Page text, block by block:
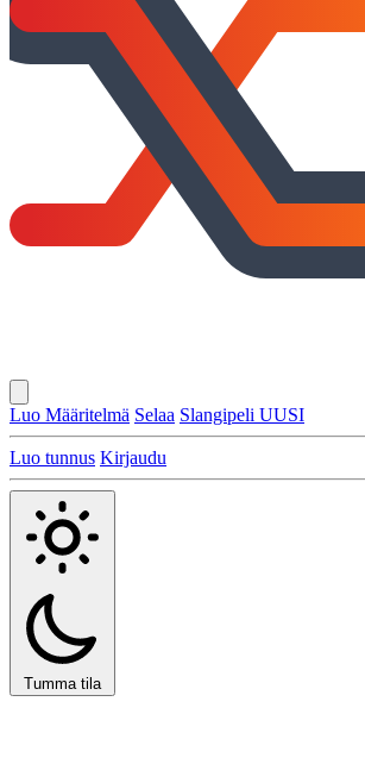
Luo Määritelmä Selaa Slangipeli UUSI
Luo tunnus Kirjaudu
Tumma tila